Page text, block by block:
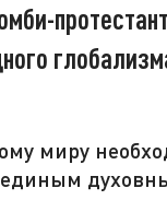
миру
единым